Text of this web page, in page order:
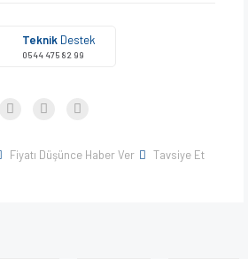
Teknik Destek
0544 475 82 99
Fiyatı Düşünce Haber Ver Tavsiye Et